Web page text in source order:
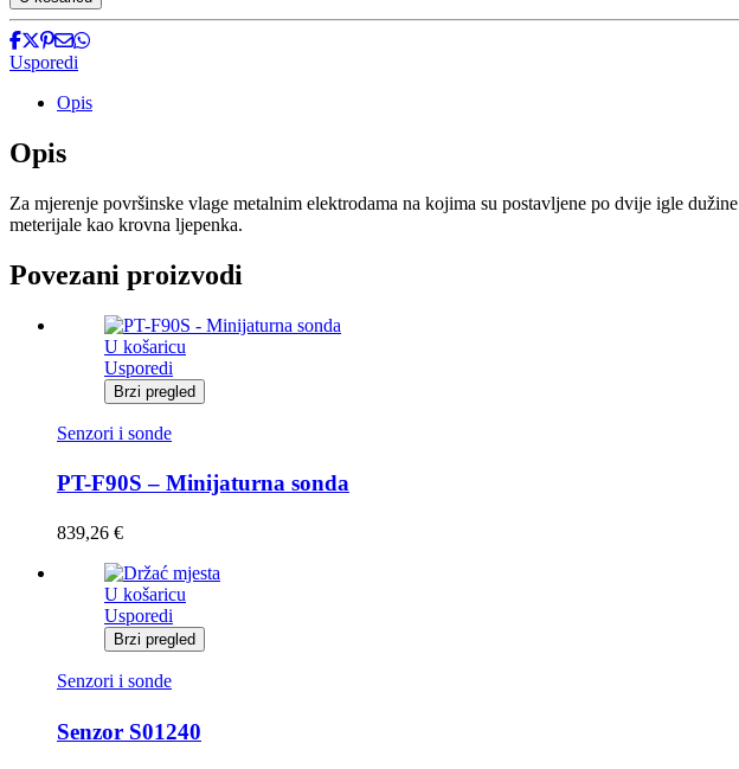
-
Površinski
senzor
količina
Usporedi
Opis
Opis
Za mjerenje površinske vlage metalnim elektrodama na kojima su postavljene po dvije igle
meterijale kao krovna ljepenka.
Povezani proizvodi
U košaricu
Usporedi
Brzi pregled
Senzori i sonde
PT-F90S – Minijaturna sonda
839,26 €
U košaricu
Usporedi
Brzi pregled
Senzori i sonde
Senzor S01240